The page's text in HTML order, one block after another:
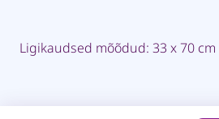
Ligikaudsed mõõdud: 33 x 70 cm